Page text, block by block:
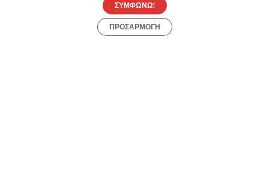
ΣΥΜΦΩΝΩ!
ΠΡΟΣΑΡΜΟΓΗ